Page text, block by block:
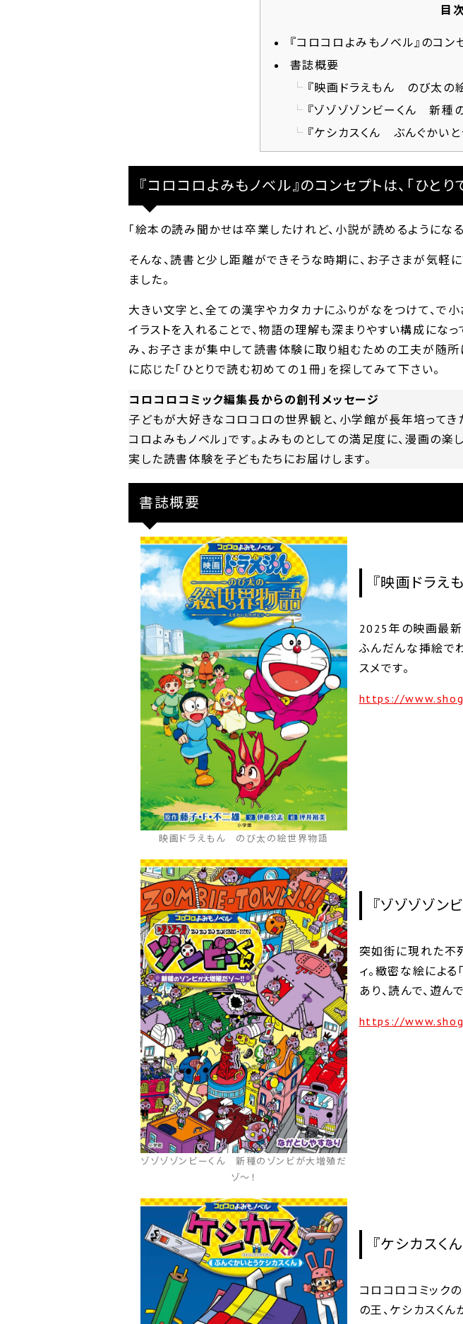
目
『コロコロよみもノベル』のコン
書誌概要
『映画ドラえもん のび太の
『ゾゾゾゾンビーくん 新種
『ケシカスくん ぶんぐかいと
『コロコロよみもノベル』のコンセプトは、「ひとり
「絵本の読み聞かせは卒業したけれど、小説が読めるようにな
そんな、読書と少し距離ができそうな時期に、お子さまが気軽
ました。
大きい文字と、全ての漢字やカタカナにふりがなをつけて、で
イラストを入れることで、物語の理解も深まりやすい構成にな
み、お子さまが集中して読書体験に取り組むための工夫が随
に応じた「ひとりで読む初めての１冊」を探してみて下さい。
コロコロコミック編集長からの創刊メッセージ
子どもが大好きなコロコロの世界観と、小学館が長年培ってき
コロよみもノベル」です。よみものとしての満足度に、漫画の
実した読書体験を子どもたちにお届けします。
書誌概要
映画ドラえもん のび太の絵世界物語
『映画ドラ
2025年の映画最新
ふんだんな挿絵で
スメです。
https://
ゾゾゾゾンビーくん 新種のゾンビが大増殖だ
ゾ～！
『ゾゾゾゾ
突如街に現れた不
ィ。緻密な絵によ
あり、読んで、遊ん
https://
『ケシカスく
コロコロコミック
の王、ケシカスく